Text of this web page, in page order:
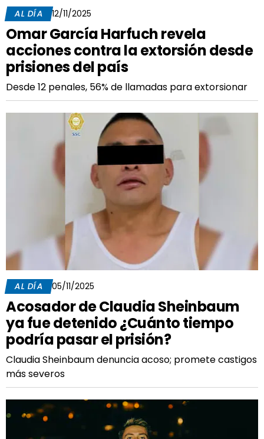
AL DÍA 12/11/2025
Omar García Harfuch revela
acciones contra la extorsión desde
prisiones del país
Desde 12 penales, 56% de llamadas para extorsionar
AL DÍA 05/11/2025
Acosador de Claudia Sheinbaum
ya fue detenido ¿Cuánto tiempo
podría pasar el prisión?
Claudia Sheinbaum denuncia acoso; promete castigos
más severos